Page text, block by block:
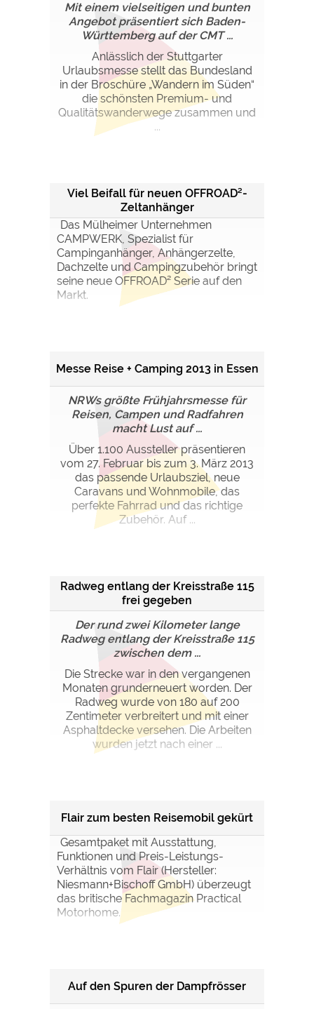
Mit einem vielseitigen und bunten
Angebot präsentiert sich Baden-
Württemberg auf der CMT ...
Anlässlich der Stuttgarter
Urlaubsmesse stellt das Bundesland
in der Broschüre „Wandern im Süden“
die schönsten Premium- und
Qualitätswanderwege zusammen und
...
Viel Beifall für neuen OFFROAD²-
Zeltanhänger
Das Mülheimer Unternehmen
CAMPWERK, Spezialist für
Campinganhänger, Anhängerzelte,
Dachzelte und Campingzubehör bringt
seine neue OFFROAD² Serie auf den
Markt.
Messe Reise + Camping 2013 in Essen
NRWs größte Frühjahrsmesse für
Reisen, Campen und Radfahren
macht Lust auf ...
Über 1.100 Aussteller präsentieren
vom 27. Februar bis zum 3. März 2013
das passende Urlaubsziel, neue
Caravans und Wohnmobile, das
perfekte Fahrrad und das richtige
Zubehör. Auf ...
Radweg entlang der Kreisstraße 115
frei gegeben
Der rund zwei Kilometer lange
Radweg entlang der Kreisstraße 115
zwischen dem ...
Die Strecke war in den vergangenen
Monaten grunderneuert worden. Der
Radweg wurde von 180 auf 200
Zentimeter verbreitert und mit einer
Asphaltdecke versehen. Die Arbeiten
wurden jetzt nach einer ...
Flair zum besten Reisemobil gekürt
Gesamtpaket mit Ausstattung,
Funktionen und Preis-Leistungs-
Verhältnis vom Flair (Hersteller:
Niesmann+Bischoff GmbH) überzeugt
das britische Fachmagazin Practical
Motorhome.
Auf den Spuren der Dampfrösser